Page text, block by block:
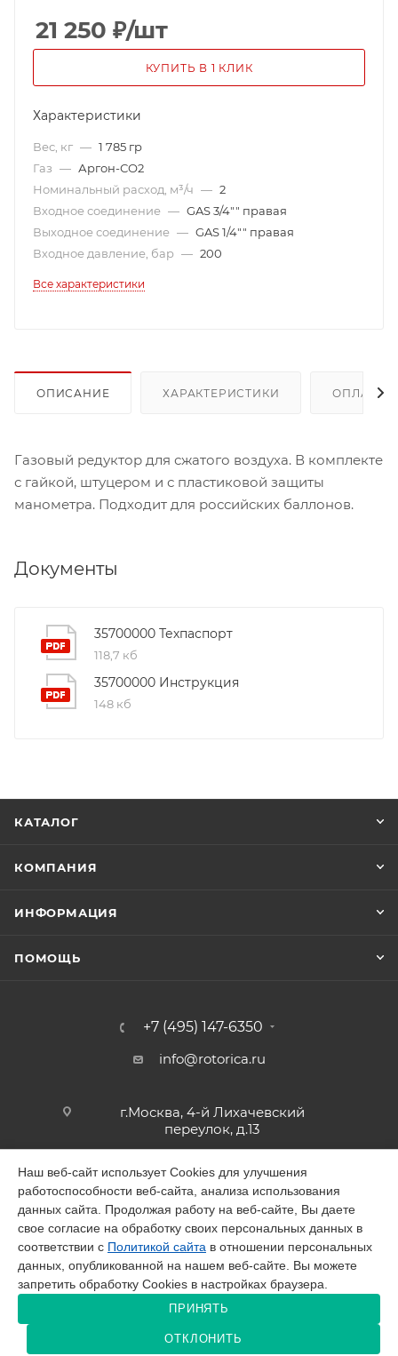
21 250 ₽/шт
КУПИТЬ В 1 КЛИК
Характеристики
Вес, кг — 1 785 гр
Газ — Аргон-СО2
Номинальный расход, м³/ч — 2
Входное соединение — GAS 3/4"" правая
Выходное соединение — GAS 1/4"" правая
Входное давление, бар — 200
Все характеристики
ОПИСАНИЕ ХАРАКТЕРИСТИКИ ОПЛАТА
Газовый редуктор для сжатого воздуха. В комплекте
с гайкой, штуцером и с пластиковой защиты
манометра. Подходит для российских баллонов.
Документы
35700000 Техпаспорт
118,7 кб
35700000 Инструкция
148 кб
КАТАЛОГ
КОМПАНИЯ
ИНФОРМАЦИЯ
ПОМОЩЬ
+7 (495) 147-6350
info@rotorica.ru
г.Москва, 4-й Лихачевский
переулок, д.13
2026 © GALAGAR
Разработано в Victory
Наш веб-сайт использует Cookies для улучшения
работоспособности веб-сайта, анализа использования
данных сайта. Продолжая работу на веб-сайте, Вы даете
свое согласие на обработку своих персональных данных в
соответствии с Политикой сайта в отношении персональных
данных, опубликованной на нашем веб-сайте. Вы можете
запретить обработку Cookies в настройках браузера.
ПРИНЯТЬ
ОТКЛОНИТЬ